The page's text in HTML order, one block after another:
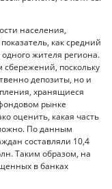
населения,
как средний
жителя региона.
поскольку
депозиты, но и
хранящиеся
рынке
оценить, какая часть
По данным
составляли 10,4
Таким образом, на
в банках